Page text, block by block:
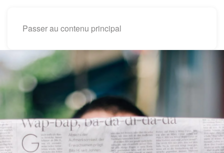
Passer au contenu principal